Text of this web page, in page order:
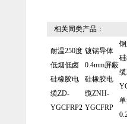
相关同类产品：
耐温250度
低烟低卤
硅橡胶电
缆ZD-
YGCFRP2
镀锡导体
0.4mm屏蔽
硅橡胶电
缆ZNH-
YGCFRP